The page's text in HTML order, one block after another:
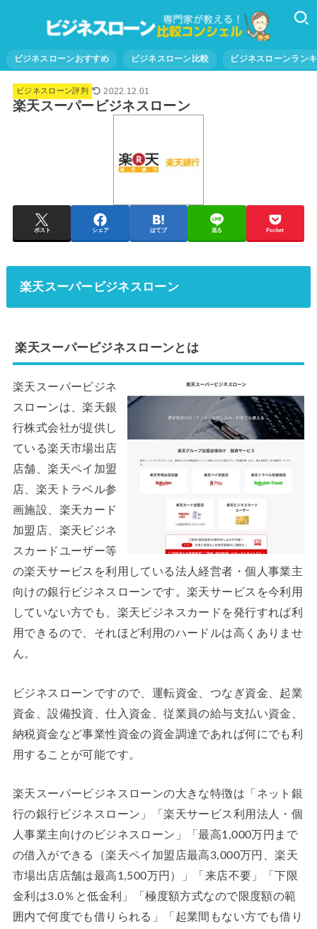
ビジネスローンおすすめ ビジネスローン比較 ビジネスローンラン
ビジネスローン評判 2022.12.01
楽天スーパービジネスローン
ポスト シェア はてブ 送る Pocket
楽天スーパービジネスローン
楽天スーパービジネスローンとは
楽天スーパービジネ
スローンは、楽天銀
行株式会社が提供し
ている楽天市場出店
店舗、楽天ペイ加盟
店、楽天トラベル参
画施設、楽天カード
加盟店、楽天ビジネ
スカードユーザー等
の楽天サービスを利用している法人経営者・個人事業主
向けの銀行ビジネスローンです。楽天サービスを今利用
していない方でも、楽天ビジネスカードを発行すれば利
用できるので、それほど利用のハードルは高くありませ
ん。
ビジネスローンですので、運転資金、つなぎ資金、起業
資金、設備投資、仕入資金、従業員の給与支払い資金、
納税資金など事業性資金の資金調達であれば何にでも利
用することが可能です。
楽天スーパービジネスローンの大きな特徴は「ネット銀
行の銀行ビジネスローン」「楽天サービス利用法人・個
人事業主向けのビジネスローン」「最高1,000万円まで
の借入ができる（楽天ペイ加盟店最高3,000万円、楽天
市場出店店舗は最高1,500万円）」「来店不要」「下限
金利は3.0％と低金利」「極度額方式なので限度額の範
囲内で何度でも借りられる」「起業間もない方でも借り